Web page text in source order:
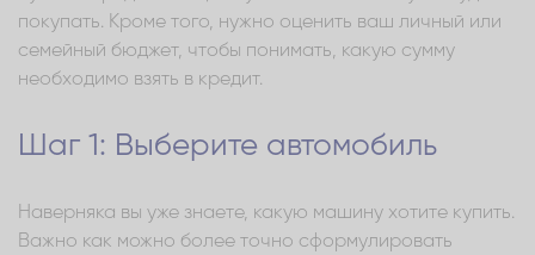
покупать. Кроме того, нужно оценить ваш личный или
семейный бюджет, чтобы понимать, какую сумму
необходимо взять в кредит.
Шаг 1: Выберите автомобиль
Наверняка вы уже знаете, какую машину хотите купить.
Важно как можно более точно сформулировать